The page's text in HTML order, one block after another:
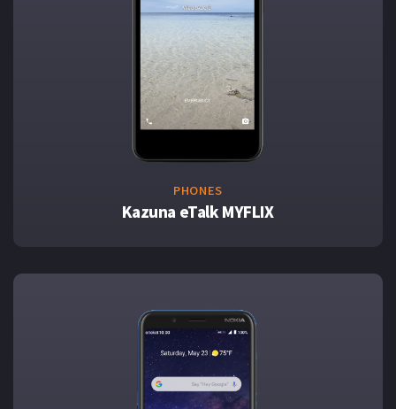
PHONES
Kazuna eTalk MYFLIX